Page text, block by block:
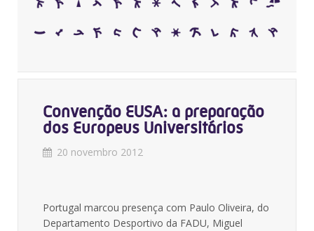
Convenção EUSA: a preparação
dos Europeus Universitários
20 novembro 2012
Portugal marcou presença com Paulo Oliveira, do
Departamento Desportivo da FADU, Miguel